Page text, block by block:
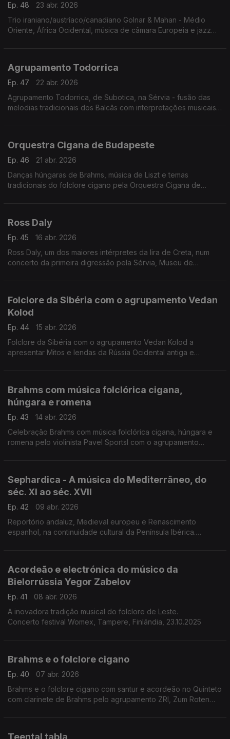
Ep. 48
23 abr. 2026
Trio iraniano/austríaco/canadiano Golnar & Mahan - Médio
Oriente, África Ocidental, música de câmara Europeia e jazz
Agrupamento Todorrica
Ep. 47
22 abr. 2026
Agrupamento Todorrica, de Subotica, na Sérvia - fusão das
melodias tradicionais dos Balcãs com interpretações musicais
Orquestra Cigana de Budapeste
Ep. 46
21 abr. 2026
Danças húngaras de Brahms, música de Liszt e temas
tradicionais do folclore cigano pela Orquestra Cigana de
Ross Daly
Ep. 45
16 abr. 2026
Ross Daly, um dos maiores intérpretes da lira de Creta, num
concerto da primeira digressão pela Sérvia, Museu de
Folclore da Sibéria com o agrupamento Vedan
Kolod
Ep. 44
15 abr. 2026
Folclore da Sibéria com o agrupamento Vedan Kolod a
apresentar Mitos e lendas da Rússia Ocidental antiga e
Brahms com música folclórica cigana,
húngara e romena
Ep. 43
14 abr. 2026
Celebração Brahms com música folclórica cigana, húngara e
romena pelo violinista Pavel Sportsl com o agrupamento
Sephardica - A música do Mediterrâneo, do
séc. XI ao séc. XVII
Ep. 42
09 abr. 2026
Reportório andaluz, Medieval europeu e Renascimento
espanhol, na continuidade cultural da Península Ibérica.
Acordeão e electrónica do músico da
Bielorrússia Yegor Zabelov
Ep. 41
08 abr. 2026
A inovadora tradição musical do folclore de Leste.
Concerto festival Womex, Tampere, Finlândia, 23.10.2025
Brahms e o folclore cigano
Ep. 40
07 abr. 2026
Brahms e o folclore cigano com santur e acordeão no Quinteto
com clarinete de Brahms pelo agrupamento ZRI, Zum Roten
Teental tabla